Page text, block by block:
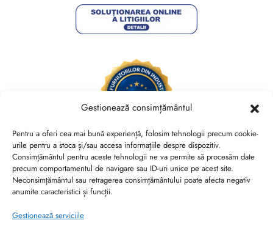
Gestionează consimțământul
Pentru a oferi cea mai bună experiență, folosim tehnologii precum cookie-
urile pentru a stoca și/sau accesa informațiile despre dispozitiv.
Consimțământul pentru aceste tehnologii ne va permite să procesăm date
precum comportamentul de navigare sau ID-uri unice pe acest site.
Neconsimțământul sau retragerea consimțământului poate afecta negativ
anumite caracteristici și funcții.
Gestionează serviciile
Brides Shoes By Veronesse S.R.L.
RO44730767, J40/13882/2021, Cod CAEN 1520
Str. Nicolae Canea, Nr. 53, Sector 2, Bucuresti